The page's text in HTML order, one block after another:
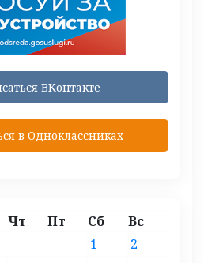
ВКонтакте
в Одноклассниках
Чт Пт Сб Вс
1
2